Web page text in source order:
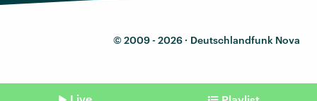
© 2009 - 2026 · Deutschlandfunk Nova